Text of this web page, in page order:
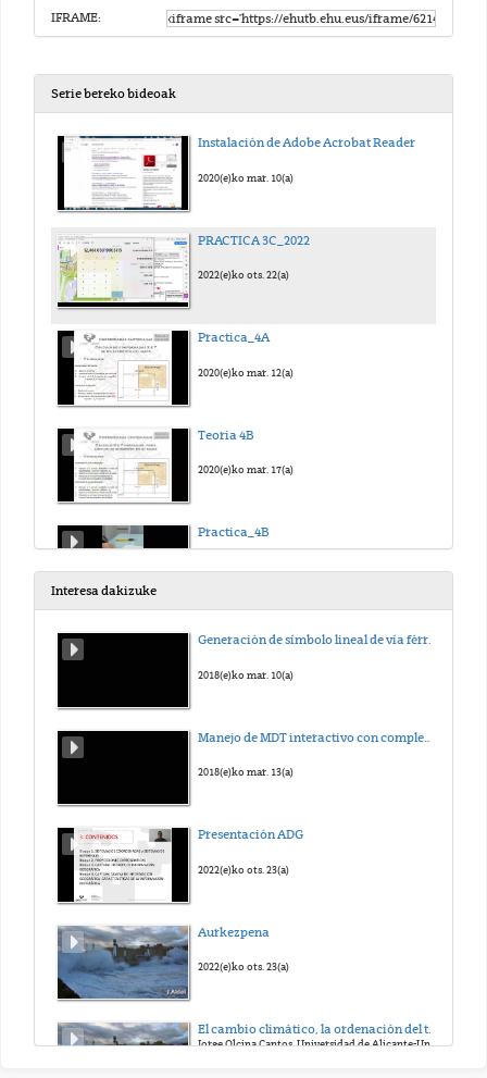
IFRAME:
Serie bereko bideoak
Instalación de Adobe Acrobat Reader
2020(e)ko mar. 10(a)
PRACTICA 3C_2022
2022(e)ko ots. 22(a)
Practica_4A
2020(e)ko mar. 12(a)
Teoria 4B
2020(e)ko mar. 17(a)
Practica_4B
Interesa dakizuke
Generación de símbolo lineal de vía férrea en QGIS
2018(e)ko mar. 10(a)
2018(e)ko mar. 13(a)
Presentación ADG
2022(e)ko ots. 23(a)
Aurkezpena
2022(e)ko ots. 23(a)
El cambio climático, la ordenación del territorio y la gestión de riesgos
Jorge Olcina Cantos. Universidad de Alicante-Universitatd’Alacant